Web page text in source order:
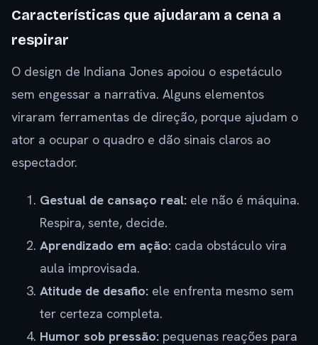
Características que ajudaram a cena a
respirar
O design de Indiana Jones apoiou o espetáculo
sem engessar a narrativa. Alguns elementos
viraram ferramentas de direção, porque ajudam o
ator a ocupar o quadro e dão sinais claros ao
espectador.
Gestual de cansaço real: ele não é máquina.
Respira, sente, decide.
Aprendizado em ação: cada obstáculo vira
aula improvisada.
Atitude de desafio: ele enfrenta mesmo sem
ter certeza completa.
Humor sob pressão: pequenas reações para